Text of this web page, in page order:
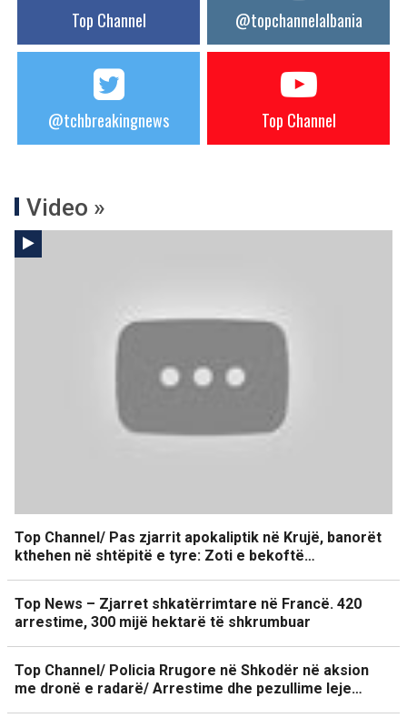
Top Channel @topchannelalbania
@tchbreakingnews Top Channel
Video »
Top Channel/ Pas zjarrit apokaliptik në Krujë, banorët
kthehen në shtëpitë e tyre: Zoti e bekoftë…
Top News – Zjarret shkatërrimtare në Francë. 420
arrestime, 300 mijë hektarë të shkrumbuar
Top Channel/ Policia Rrugore në Shkodër në aksion
me dronë e radarë/ Arrestime dhe pezullime leje…